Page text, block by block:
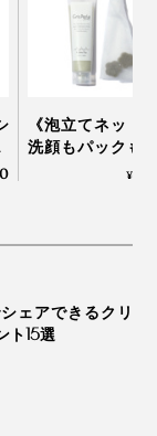
《泡立てネット
洗顔もパックも
る、「富山クレ
¥
ェアできるクリ
ト15選